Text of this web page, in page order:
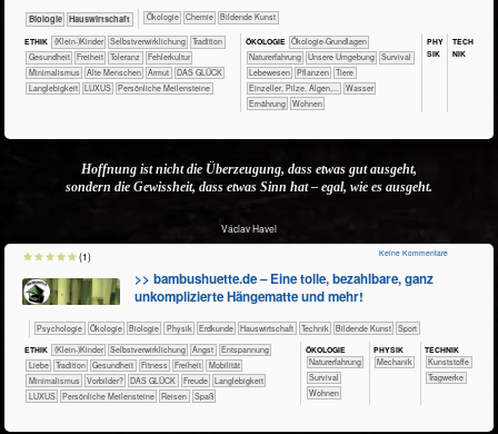
​​​​​​Biologie ​Haus­wirtschaft ​​​​​​​​Ökologie ​​​​​Chemie Bildende Kunst
ETHIK (Klein-)Kinder ​​​​​​​​​​​​​​​​​​​​​​​​​​​​​​​​​​​​​​​​Selbst­verwirklichung
​​​​​​​​​​​Tradition
​​​​​​Gesundheit
​​​Freiheit ​​​Toleranz
​​Fehlerkultur
​​Minimalismus
Alte Menschen Armut
DAS GLÜCK
Langlebigkeit
LUXUS Persönliche Meilensteine
ÖKO​LOGIE ​​​​​​​​​​​​​​​​Ökologie-Grundlagen
​​​​​​​​​​​​​Naturerfahrung
​​​​​​​​​​​​​Unsere Umgebung
​​​​​​​​​​​​Survival
​​​​​​​​​Lebewesen
​​​​​​​​​Pflanzen
​​​​​​​​Tiere
​​​​​​​Einzeller, Pilze, Algen,...
​​​​​​Wasser
​​​​Ernährung
​​​​Wohnen
PHY​
SIK
TECH​
NIK
Hoffnung ist nicht die Überzeugung, dass etwas gut ausgeht,
sondern die Gewissheit, dass etwas Sinn hat – egal, wie es ausgeht.
Václav Havel
>> bambushuette.de – Eine tolle, bezahlbare, ganz
unkomplizierte Hängematte und mehr!
​​​​​​​​​​Psychologie ​​​​​​​​Ökologie ​​​​​​​Biologie ​​​​​​​Physik ​​​​​Erdkunde ​Haus­wirtschaft ​Technik Bildende Kunst
Sport
ETHIK (Klein-)Kinder ​​​​​​​​​​​​​​​​​​​​​​​​​​​​​​​​​​​​​​​​Selbst­verwirklichung ​​​​​​​​​​​​​Angst
​​​​​​​​​​​​​Entspannung
​​​​​​​​​​​​Liebe
​​​​​​​​​​​Tradition ​​​​​​Gesundheit ​​​​​Fitness ​​​Freiheit
​​​Mobilität
​​Minimalismus
​​Vorbilder? DAS GLÜCK Freude
Langlebigkeit
LUXUS
Persönliche Meilensteine Reisen Spaß
ÖKO​LOGIE
​​​​​​​​​​​​​Naturerfahrung
​​​​​​​​​​​​Survival
​​​​Wohnen
PHY​SIK
​​​Mechanik
TECH​NIK
​​​​​​​​Kunststoffe
​​​​​Tragwerke
Keine Kommentare
(1)